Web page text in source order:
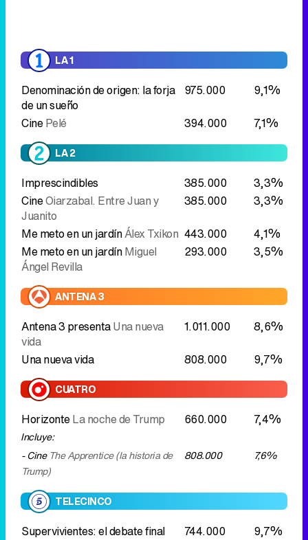
LA 1
Denominación de origen: la forja
de un sueño
975.000
9,1%
CinePelé 394.000 7,1%
LA 2
Imprescindibles 385.000
3,3%
CineOiarzabal. Entre Juan y
Juanito
385.000
3,3%
Me meto en un jardínÁlex Txikon 443.000
4,1%
Me meto en un jardínMiguel
Ángel Revilla
293.000 3,5%
ANTENA 3
Antena 3 presentaUna nueva
vida
1.011.000
8,6%
Una nueva vida
808.000 9,7%
CUATRO
HorizonteLa noche de Trump 660.000 7,4%
Incluye:
- Cine The Apprentice (la historia de
Trump)
808.000 7,6%
TELECINCO
Supervivientes: el debate final 744.000 9,7%